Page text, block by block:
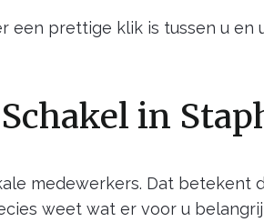
een prettige klik is tussen u en
in
medewerkers. Dat betekent
weet wat er voor u